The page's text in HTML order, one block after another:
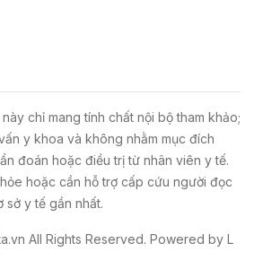
chỉ mang tính chất nội bộ tham khảo;
y khoa và không nhằm mục đích
đoán hoặc điều trị từ nhân viên y tế.
hoặc cần hỗ trợ cấp cứu người đọc
sở y tế gần nhất.
All Rights Reserved. Powered by L